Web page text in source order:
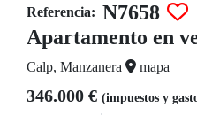
Referencia: N7658
Apartamento en
Calp, Manzanera mapa
346.000 € (impuestos y